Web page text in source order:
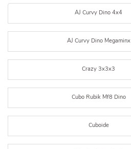
AJ Curvy Dino 4x4
AJ Curvy Dino Megaminx
Crazy 3x3x3
Cubo Rubik Mf8 Dino
Cuboide